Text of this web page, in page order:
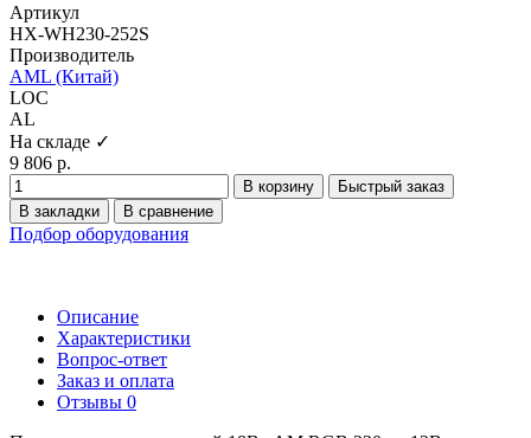
Артикул
HX-WH230-252S
Производитель
AML (Китай)
LOC
AL
На складе ✓
9 806 р.
В корзину
Быстрый заказ
В закладки
В сравнение
Подбор оборудования
Описание
Характеристики
Вопрос-ответ
Заказ и оплата
Отзывы 0